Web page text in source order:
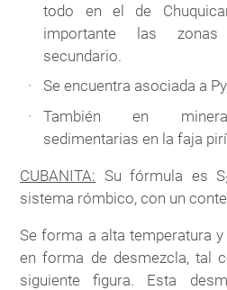
todo en el de
importante las zonas
secundario.
Se encuentra asociada a
También en
sedimentarias en la faja
CUBANITA: Su fórmula es S
sistema rómbico, con un
Se forma a alta temperatura
en forma de desmezcla, tal
siguiente figura. Esta